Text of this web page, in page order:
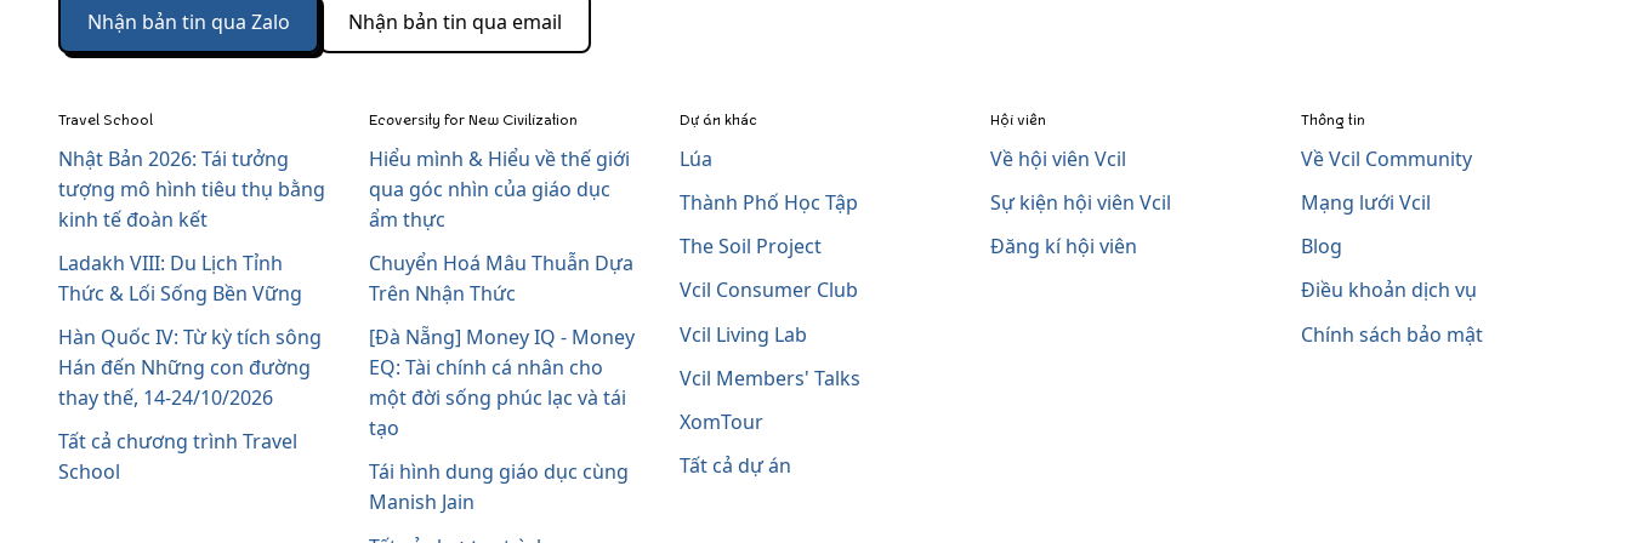
Nhận bản tin qua Zalo Nhận bản tin qua email
Travel School
Nhật Bản 2026: Tái tưởng
tượng mô hình tiêu thụ bằng
kinh tế đoàn kết
Ladakh VIII: Du Lịch Tỉnh
Thức & Lối Sống Bền Vững
Hàn Quốc IV: Từ kỳ tích sông
Hán đến Những con đường
thay thế, 14-24/10/2026
Tất cả chương trình Travel
School
Ecoversity for New Civilization
Hiểu mình & Hiểu về thế giới
qua góc nhìn của giáo dục
ẩm thực
Chuyển Hoá Mâu Thuẫn Dựa
Trên Nhận Thức
[Đà Nẵng] Money IQ - Money
EQ: Tài chính cá nhân cho
một đời sống phúc lạc và tái
tạo
Tái hình dung giáo dục cùng
Manish Jain
Dự án khác
Lúa
Thành Phố Học Tập
The Soil Project
Vcil Consumer Club
Vcil Living Lab
Vcil Members' Talks
XomTour
Tất cả dự án
Hội viên
Về hội viên Vcil
Sự kiện hội viên Vcil
Đăng kí hội viên
Thông tin
Về Vcil Community
Mạng lưới Vcil
Blog
Điều khoản dịch vụ
Chính sách bảo mật